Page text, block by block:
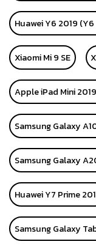
Huawei Y6 2019
Xiaomi Mi 9 SE
Apple iPad Mini
Samsung Galaxy
Samsung Galaxy
Huawei Y7 Prime
Samsung Galaxy